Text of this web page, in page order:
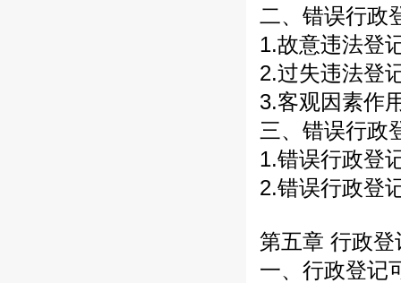
二、错误行政
1.故意违法登
2.过失违法登
3.客观因素作
三、错误行政
1.错误行政登
2.错误行政登
第五章 行政
一、行政登记